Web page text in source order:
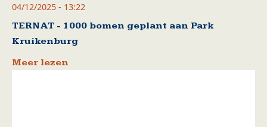
04/12/2025 - 13:22
TERNAT - 1000 bomen geplant aan Park
Kruikenburg
Meer lezen